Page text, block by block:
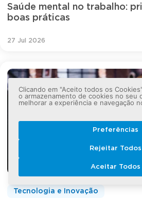
Saúde mental no trabalho:
boas práticas
27 Jul 2026
Tecnologia e Inovação
Clicando em "Aceito todos os
o armazenamento de cookies no seu
melhorar a experiência e navegação
Preferências
Rejeitar Todos
Aceitar Todos